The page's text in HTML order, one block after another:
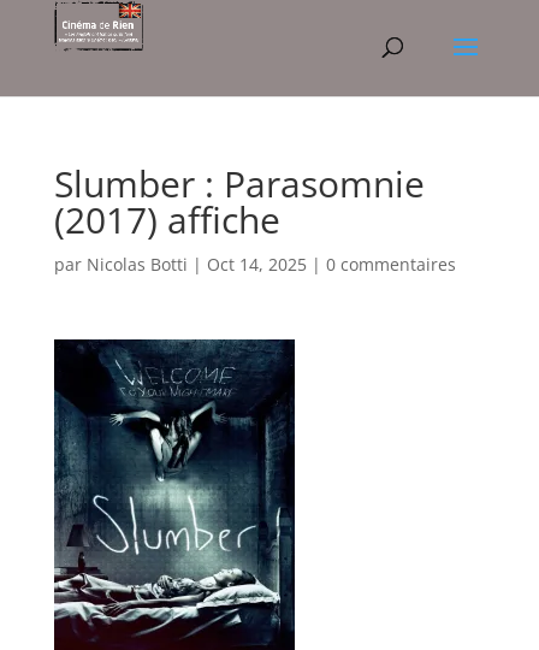
Slumber : Parasomnie
(2017) affiche
par Nicolas Botti | Oct 14, 2025| 0 commentaires